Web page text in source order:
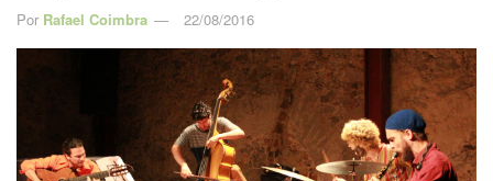
Por Rafael Coimbra 22/08/2016